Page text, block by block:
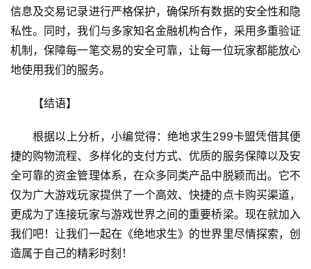
信息及交易记录进行严格保护，确保所有数据的安全性和隐
私性。同时，我们与多家知名金融机构合作，采用多重验证
机制，保障每一笔交易的安全可靠，让每一位玩家都能放心
地使用我们的服务。
【结语】
根据以上分析，小编觉得：绝地求生299卡盟凭借其便
捷的购物流程、多样化的支付方式、优质的服务保障以及安
全可靠的资金管理体系，在众多同类产品中脱颖而出。它不
仅为广大游戏玩家提供了一个高效、快捷的点卡购买渠道，
更成为了连接玩家与游戏世界之间的重要桥梁。现在就加入
我们吧！让我们一起在《绝地求生》的世界里尽情探索，创
造属于自己的精彩时刻！